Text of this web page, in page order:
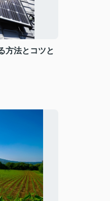
方法とコツと